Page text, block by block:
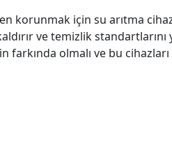
korunmak için su arıtma
ve temizlik standartlarını
farkında olmalı ve bu cihazları